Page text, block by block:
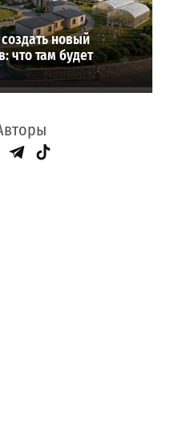
новый
что там будет
Telegram
TikTok